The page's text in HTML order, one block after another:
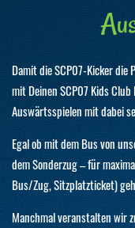
Damit die SCP07-Kicker die
mit Deinen SCP07 Kids
Auswärtsspielen mit dabei
Egal ob mit dem Bus von
dem Sonderzug – für
Bus/Zug, Sitzplatzticket)
Manchmal veranstalten wir